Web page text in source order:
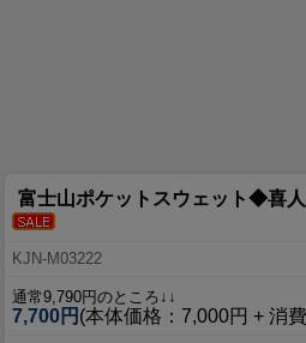
富士山ポケットスウェット◆喜人
KJN-M03222
通常9,790円のところ↓↓
7,700円 (本体価格：7,000円 + 消